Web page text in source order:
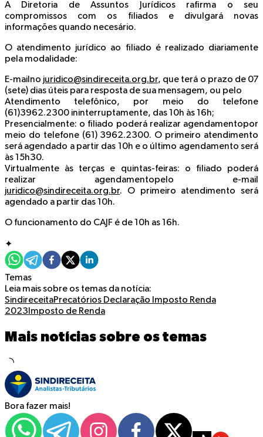
A Diretoria de Assuntos Jurídicos rafirma o seu
compromissos com os filiados e divulgará novas
informações quando necesário.
O atendimento jurídico ao filiado é realizado diariamente
pela modalidade:
E-mailno juridico@sindireceita.org.br, que terá o prazo de 07
(sete) dias úteis para resposta de sua mensagem, ou pelo
Atendimento telefônico, por meio do telefone
(61)3962.2300 ininterruptamente, das 10h às 16h;
Presencialmente: o filiado poderá realizar agendamentopor
meio do telefone (61) 3962.2300. O primeiro atendimento
será agendado a partir das 10h e o último agendamento será
às 15h30.
Virtualmente às terças e quintas-feiras: o filiado poderá
realizar agendamentopelo e-mail
juridico@sindireceita.org.br. O primeiro atendimento será
agendado a partir das 10h.
O funcionamento do CAJF é de 10h as 16h.
✦
Temas
Leia mais sobre os temas da notícia:
SindireceitaPrecatórios Declaração Imposto Renda
2023Imposto de Renda
Mais notícias sobre os temas
Bora fazer mais!